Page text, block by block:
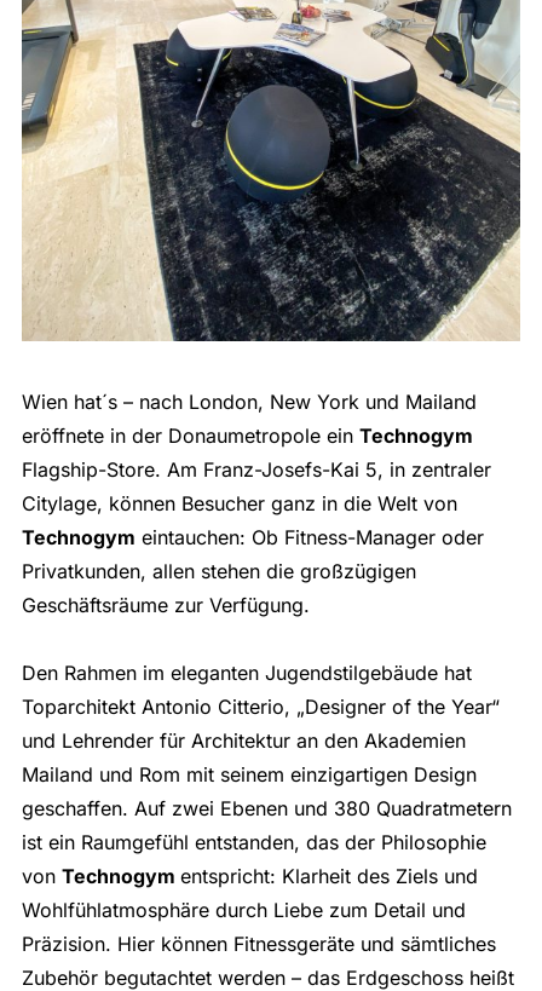
Wien hat´s – nach London, New York und Mailand
eröffnete in der Donaumetropole ein Technogym
Flagship-Store. Am Franz-Josefs-Kai 5, in zentraler
Citylage, können Besucher ganz in die Welt von
Technogym eintauchen: Ob Fitness-Manager oder
Privatkunden, allen stehen die großzügigen
Geschäftsräume zur Verfügung.
Den Rahmen im eleganten Jugendstilgebäude hat
Toparchitekt Antonio Citterio, „Designer of the Year“
und Lehrender für Architektur an den Akademien
Mailand und Rom mit seinem einzigartigen Design
geschaffen. Auf zwei Ebenen und 380 Quadratmetern
ist ein Raumgefühl entstanden, das der Philosophie
von Technogym entspricht: Klarheit des Ziels und
Wohlfühlatmosphäre durch Liebe zum Detail und
Präzision. Hier können Fitnessgeräte und sämtliches
Zubehör begutachtet werden – das Erdgeschoss heißt